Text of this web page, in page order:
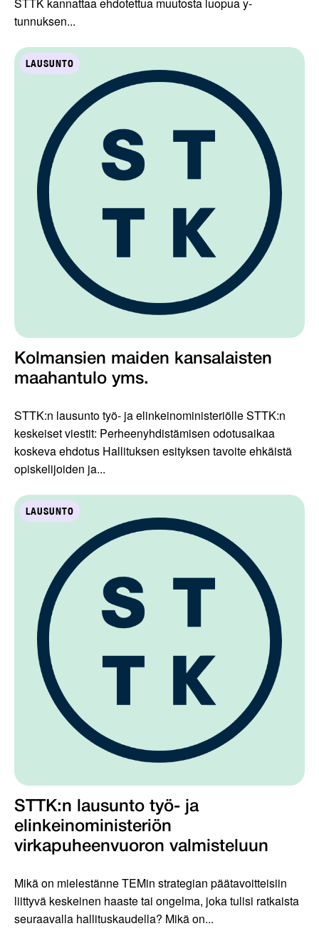
tunnuksen...
LAUSUNTO
Kolmansien maiden kansalaisten
maahantulo yms.
STTK:n lausunto työ- ja elinkeinoministeriölle STTK:n
keskeiset viestit: Perheenyhdistämisen odotusaikaa
koskeva ehdotus Hallituksen esityksen tavoite ehkäistä
opiskelijoiden ja...
LAUSUNTO
STTK:n lausunto työ- ja
elinkeinoministeriön
virkapuheenvuoron valmisteluun
Mikä on mielestänne TEMin strategian päätavoitteisiin
liittyvä keskeinen haaste tai ongelma, joka tulisi ratkaista
seuraavalla hallituskaudella? Mikä on...